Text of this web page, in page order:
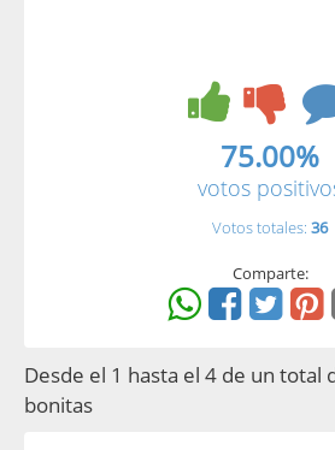
75.00%
votos
Votos totales: 36
Comparte:
Desde el 1 hasta el 4 de un total
bonitas